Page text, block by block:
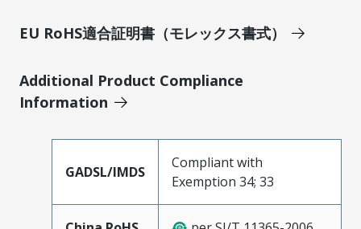
EU RoHS適合証明書（モレックス書式）
Additional Product Compliance
Information
GADSL/IMDS
Compliant with
Exemption 34; 33